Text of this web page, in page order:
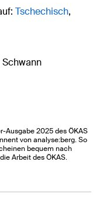
Tschechisch
Ausgabe 2025 des ÖKAS
von analyse:berg. So
bequem nach
Arbeit des ÖKAS.